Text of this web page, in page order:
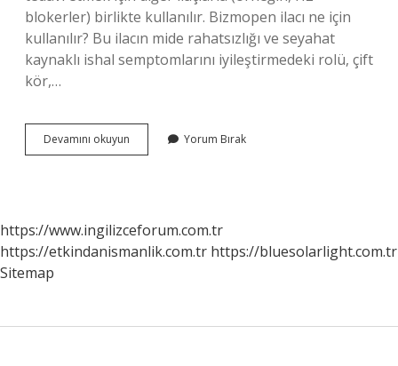
blokerler) birlikte kullanılır. Bizmopen ilacı ne için
kullanılır? Bu ilacın mide rahatsızlığı ve seyahat
kaynaklı ishal semptomlarını iyileştirmedeki rolü, çift
kör,…
Devamını okuyun Bizmopen
Kimler
Yorum Bırak
https://www.ingilizceforum.com.tr
https://etkindanismanlik.com.tr https://bluesolarlight.com.tr
Sitemap